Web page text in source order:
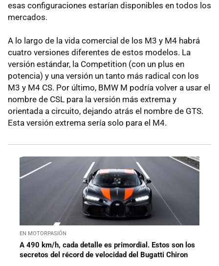
esas configuraciones estarían disponibles en todos los
mercados.
A lo largo de la vida comercial de los M3 y M4 habrá
cuatro versiones diferentes de estos modelos. La
versión estándar, la Competition (con un plus en
potencia) y una versión un tanto más radical con los
M3 y M4 CS. Por último, BMW M podría volver a usar el
nombre de CSL para la versión más extrema y
orientada a circuito, dejando atrás el nombre de GTS.
Esta versión extrema sería solo para el M4.
EN MOTORPASIÓN
A 490 km/h, cada detalle es primordial. Estos son los
secretos del récord de velocidad del Bugatti Chiron